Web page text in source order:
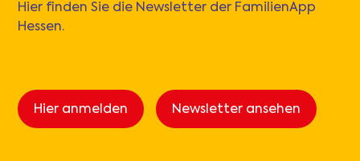
Hier finden Sie die Newsletter der FamilienApp
Hessen.
Hier anmelden Newsletter ansehen